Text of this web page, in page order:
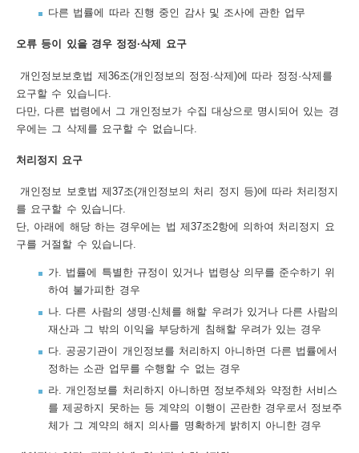
다른 법률에 따라 진행 중인 감사 및 조사에 관한 업무
오류 등이 있을 경우 정정·삭제 요구
개인정보보호법 제36조(개인정보의 정정·삭제)에 따라 정정·삭제를
요구할 수 있습니다.
다만, 다른 법령에서 그 개인정보가 수집 대상으로 명시되어 있는 경
우에는 그 삭제를 요구할 수 없습니다.
처리정지 요구
개인정보 보호법 제37조(개인정보의 처리 정지 등)에 따라 처리정지
를 요구할 수 있습니다.
단, 아래에 해당 하는 경우에는 법 제37조2항에 의하여 처리정지 요
구를 거절할 수 있습니다.
가. 법률에 특별한 규정이 있거나 법령상 의무를 준수하기 위
하여 불가피한 경우
나. 다른 사람의 생명·신체를 해할 우려가 있거나 다른 사람의
재산과 그 밖의 이익을 부당하게 침해할 우려가 있는 경우
다. 공공기관이 개인정보를 처리하지 아니하면 다른 법률에서
정하는 소관 업무를 수행할 수 없는 경우
라. 개인정보를 처리하지 아니하면 정보주체와 약정한 서비스
를 제공하지 못하는 등 계약의 이행이 곤란한 경우로서 정보주
체가 그 계약의 해지 의사를 명확하게 밝히지 아니한 경우
용
약